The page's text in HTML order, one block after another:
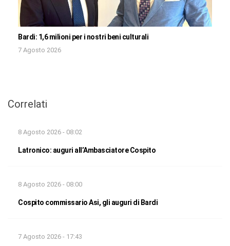
Bardi: 1,6 milioni per i nostri beni culturali
7 Agosto 2026
Correlati
8 Agosto 2026 - 08:02
Latronico: auguri all’Ambasciatore Cospito
8 Agosto 2026 - 08:00
Cospito commissario Asi, gli auguri di Bardi
7 Agosto 2026 - 17:43